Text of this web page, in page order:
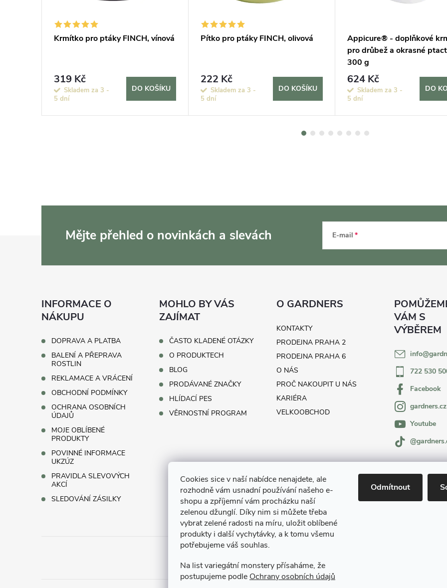
Cookies sice v naší nabídce nenajdete, ale
rozhodně vám usnadní používání našeho e-
shopu a zpříjemní vám procházku naší
zelenou džunglí. Díky nim si můžete třeba
vybrat zelené radosti na míru, uložit oblíbené
produkty i další vychytávky, a k tomu všemu
potřebujeme váš souhlas.
Na list variegátní monstery přísaháme, že
postupujeme podle Ochrany osobních údajů
Odmítnout
Krmítko pro ptáky FINCH, vínová
319 Kč
Skladem za 3 -
5 dní
DO KOŠÍKU
Pítko pro ptáky FINCH, olivová
222 Kč
Skladem za 3 -
5 dní
DO KOŠÍKU
Appicure® - doplňkové
pro drůbež a okrasné
300 g
624 Kč
Skladem za 3 -
5 dní
DO
Mějte přehled o novinkách a slevách E-mail
INFORMACE O
NÁKUPU
DOPRAVA A PLATBA
BALENÍ A PŘEPRAVA
ROSTLIN
REKLAMACE A VRÁCENÍ
OBCHODNÍ PODMÍNKY
OCHRANA OSOBNÍCH
ÚDAJŮ
MOJE OBLÍBENÉ
PRODUKTY
POVINNÉ INFORMACE
UKZÚZ
PRAVIDLA SLEVOVÝCH
AKCÍ
SLEDOVÁNÍ ZÁSILKY
MOHLO BY VÁS
ZAJÍMAT
ČASTO KLADENÉ OTÁZKY
O PRODUKTECH
BLOG
PRODÁVANÉ ZNAČKY
HLÍDACÍ PES
VĚRNOSTNÍ PROGRAM
O GARDNERS
KONTAKTY
PRODEJNA PRAHA 2
PRODEJNA PRAHA 6
O NÁS
PROČ NAKOUPIT U NÁS
KARIÉRA
VELKOOBCHOD
info@
722 530
Facebook
gardners.cz
Youtube